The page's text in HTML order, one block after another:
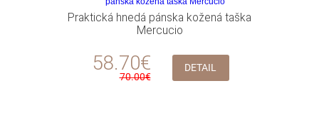
Praktická hnedá pánska kožená taška
Mercucio
58.70€
70.00€
DETAIL